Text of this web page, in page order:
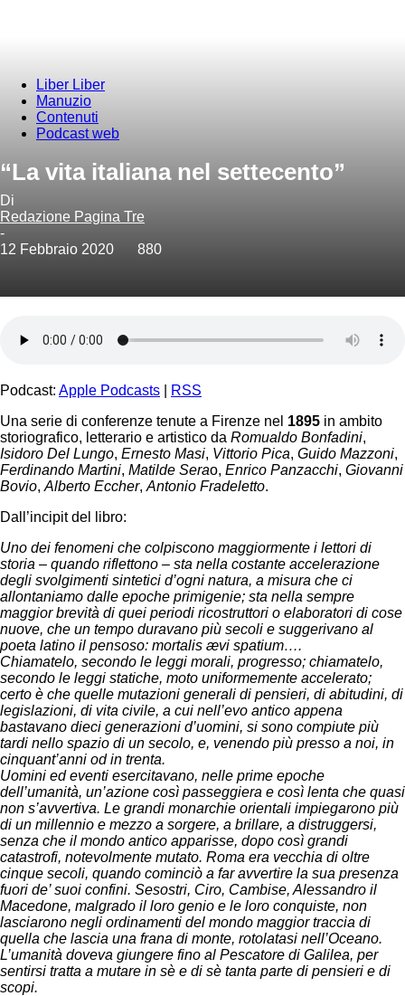
Liber Liber
Manuzio
Contenuti
Podcast web
“La vita italiana nel settecento”
Di
Redazione Pagina Tre
-
12 Febbraio 2020
880
Podcast: Apple Podcasts
RSS
Una serie di conferenze tenute a Firenze nel 1895 in ambito
storiografico, letterario e artistico da Romualdo Bonfadini,
Isidoro Del Lungo, Ernesto Masi, Vittorio Pica, Guido Mazzoni,
Ferdinando Martini, Matilde Serao, Enrico Panzacchi, Giovanni
Bovio, Alberto Eccher, Antonio Fradeletto.
Dall’incipit del libro:
Uno dei fenomeni che colpiscono maggiormente i lettori di
storia – quando riflettono – sta nella costante accelerazione
degli svolgimenti sintetici d’ogni natura, a misura che ci
allontaniamo dalle epoche primigenie; sta nella sempre
maggior brevità di quei periodi ricostruttori o elaboratori di cose
nuove, che un tempo duravano più secoli e suggerivano al
poeta latino il pensoso: mortalis ævi spatium….
Chiamatelo, secondo le leggi morali, progresso; chiamatelo,
secondo le leggi statiche, moto uniformemente accelerato;
certo è che quelle mutazioni generali di pensieri, di abitudini, di
legislazioni, di vita civile, a cui nell’evo antico appena
bastavano dieci generazioni d’uomini, si sono compiute più
tardi nello spazio di un secolo, e, venendo più presso a noi, in
cinquant’anni od in trenta.
Uomini ed eventi esercitavano, nelle prime epoche
dell’umanità, un’azione così passeggiera e così lenta che quasi
non s’avvertiva. Le grandi monarchie orientali impiegarono più
di un millennio e mezzo a sorgere, a brillare, a distruggersi,
senza che il mondo antico apparisse, dopo così grandi
catastrofi, notevolmente mutato. Roma era vecchia di oltre
cinque secoli, quando cominciò a far avvertire la sua presenza
fuori de’ suoi confini. Sesostri, Ciro, Cambise, Alessandro il
Macedone, malgrado il loro genio e le loro conquiste, non
lasciarono negli ordinamenti del mondo maggior traccia di
quella che lascia una frana di monte, rotolatasi nell’Oceano.
L’umanità doveva giungere fino al Pescatore di Galilea, per
sentirsi tratta a mutare in sè e di sè tanta parte di pensieri e di
scopi.